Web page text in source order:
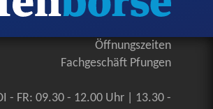
Öffnungszeiten
Fachgeschäft Pfungen
- FR: 09.30 - 12.00 Uhr | 13.30 -